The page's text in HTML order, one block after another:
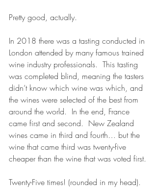
Pretty good, actually.
In 2018 there was a tasting conducted in
London attended by many famous trained
wine industry professionals.  This tasting
was completed blind, meaning the tasters
didn’t know which wine was which, and
the wines were selected of the best from
around the world.  In the end, France
came first and second.  New Zealand
wines came in third and fourth… but the
wine that came third was twenty-five
cheaper than the wine that was voted first.
Twenty-Five times! (rounded in my head).